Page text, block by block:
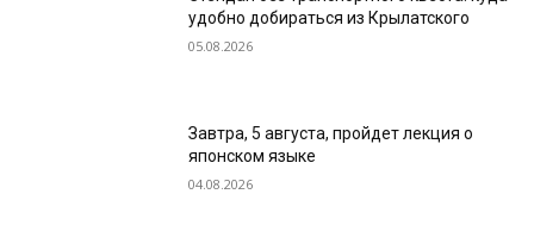
удобно добираться из Крылатского
05.08.2026
Завтра, 5 августа, пройдет лекция о
японском языке
04.08.2026